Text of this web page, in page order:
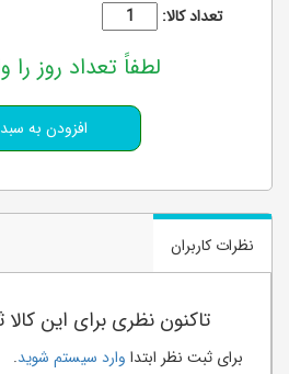
تعداد کالا:
لطفاً تعداد روز را
نظرات کاربران
تاکنون نظری برای این
برای ثبت نظر ابتدا وارد سیستم شوید.